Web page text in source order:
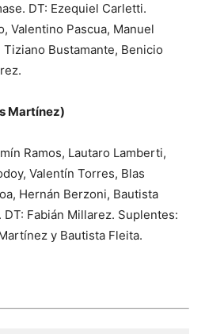
DT: Ezequiel Carletti.
Valentino Pascua, Manuel
Bustamante, Benicio
Martínez)
Ramos, Lautaro Lamberti,
Valentín Torres, Blas
Hernán Berzoni, Bautista
Fabián Millarez. Suplentes:
y Bautista Fleita.